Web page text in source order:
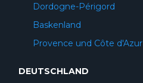
Dordogne-Périgord
Baskenland
Provence und Côte d'Azur
DEUTSCHLAND